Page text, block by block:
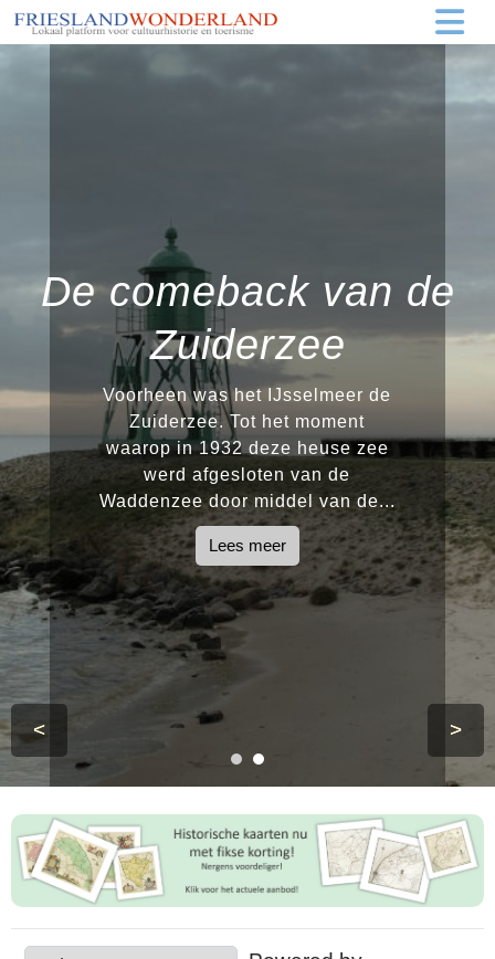
De comeback van de
Zuiderzee
Voorheen was het IJsselmeer de
Zuiderzee. Tot het moment
waarop in 1932 deze heuse zee
werd afgesloten van de
Waddenzee door middel van de...
Lees meer
< >